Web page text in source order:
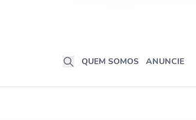
QUEM SOMOS ANUNCIE